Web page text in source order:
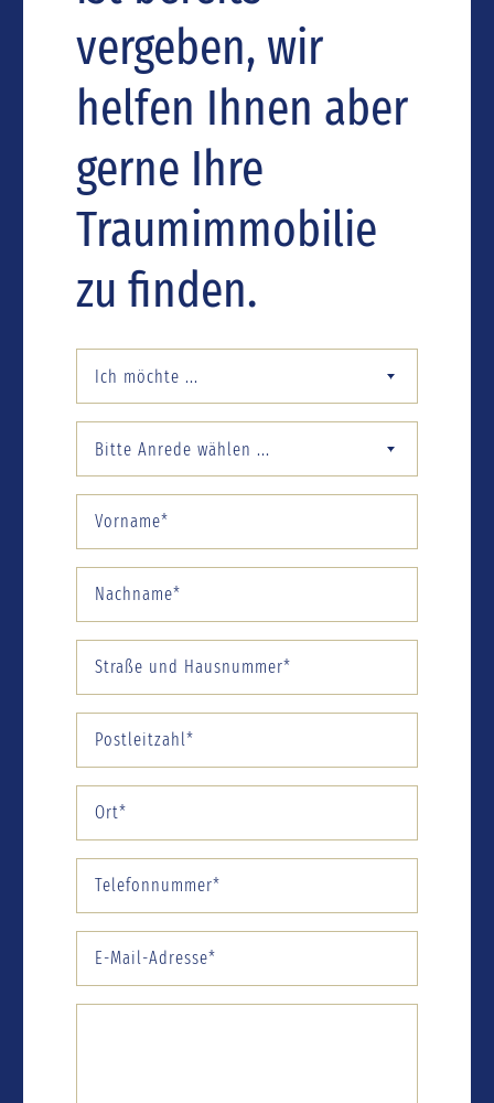
vergeben, wir
helfen Ihnen aber
gerne Ihre
Traumimmobilie
zu finden.
Ich möchte ...
Bitte Anrede wählen ...